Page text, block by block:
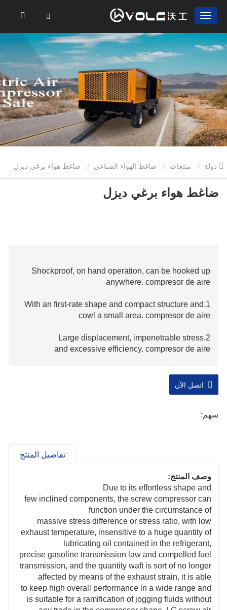
منتجات ضاغط الهواء الصناعي
ضاغط هواء برغي ديزل
Shockproof, on hand operation, can be hooked up
anywhere. compresor de aire
1.With an first-rate shape and compact structure and
cowl a small area. compresor de aire
2.Large displacement, impenetrable stress
and excessive efficiency. compresor de aire
°C~15°C larger than the ambient temperature).
compresor de aire
4.Safe,liable,smooth operation,little noise
5.The smart manipulate device truely fulfill the non-
stop cooperation barring man work. compresor de aire
اتصل الآن
سهم:
تفاصيل المنتج
وصف المنتج:
Due to its effortless shape and
few inclined components, the screw compressor can
function under the circumstance of
massive stress difference or stress ratio, with low
exhaust temperature, insensitive to a huge quantity of
lubricating oil contained in the refrigerant,
precise gasoline transmission law and compelled fuel
transmission, and the quantity waft is sort of no longer
affected by means of the exhaust strain, it is able
to keep high overall performance in a wide range and
is suitable for a ramification of jogging fluids without